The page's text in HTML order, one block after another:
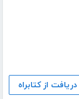
دریافت از کتابراه